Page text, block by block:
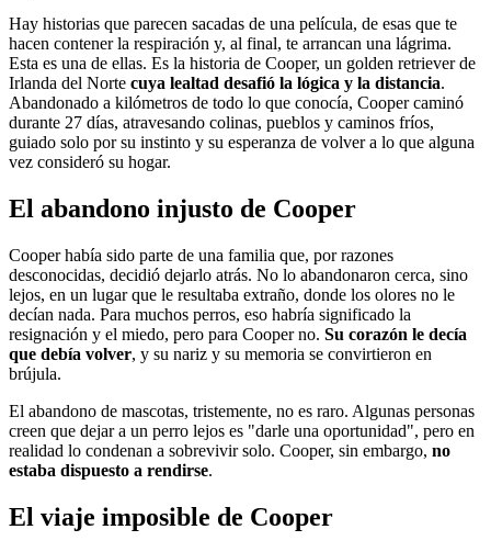
Hay historias que parecen sacadas de una película, de esas que te
hacen contener la respiración y, al final, te arrancan una lágrima.
Esta es una de ellas. Es la historia de Cooper, un golden retriever de
Irlanda del Norte cuya lealtad desafió la lógica y la distancia.
Abandonado a kilómetros de todo lo que conocía, Cooper caminó
durante 27 días, atravesando colinas, pueblos y caminos fríos,
guiado solo por su instinto y su esperanza de volver a lo que alguna
vez consideró su hogar.
El abandono injusto de Cooper
Cooper había sido parte de una familia que, por razones
desconocidas, decidió dejarlo atrás. No lo abandonaron cerca, sino
lejos, en un lugar que le resultaba extraño, donde los olores no le
decían nada. Para muchos perros, eso habría significado la
resignación y el miedo, pero para Cooper no. Su corazón le decía
que debía volver, y su nariz y su memoria se convirtieron en
brújula.
El abandono de mascotas, tristemente, no es raro. Algunas personas
creen que dejar a un perro lejos es "darle una oportunidad", pero en
realidad lo condenan a sobrevivir solo. Cooper, sin embargo, no
estaba dispuesto a rendirse.
El viaje imposible de Cooper